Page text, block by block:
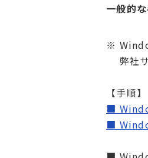
一般的
※
弊社サ
【手順】
■
■